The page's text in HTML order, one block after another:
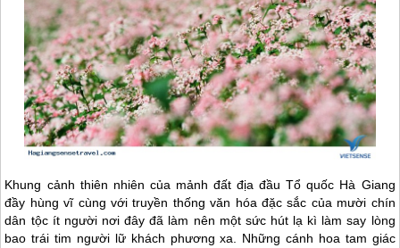
Khung cảnh thiên nhiên của mảnh đất địa đầu Tổ quốc Hà Giang
đầy hùng vĩ cùng với truyền thống văn hóa đặc sắc của mười chín
dân tộc ít người nơi đây đã làm nên một sức hút lạ kì làm say lòng
bao trái tim người lữ khách phương xa. Những cánh hoa tam giác